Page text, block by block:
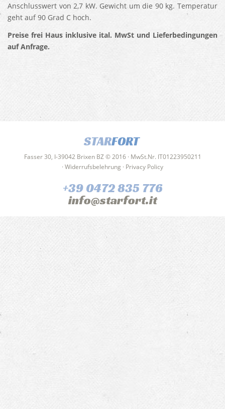
Anschlusswert von 2,7 kW. Gewicht um die 90 kg. Temperatur
geht auf 90 Grad C hoch.
Preise frei Haus inklusive ital. MwSt und Lieferbedingungen
auf Anfrage.
STARFORT
Fasser 30, I-39042 Brixen BZ © 2016 · MwSt.Nr. IT01223950211
· Widerrufsbelehrung · Privacy Policy
+39 0472 835 776
info@starfort.it